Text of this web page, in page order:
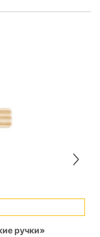
ручки»